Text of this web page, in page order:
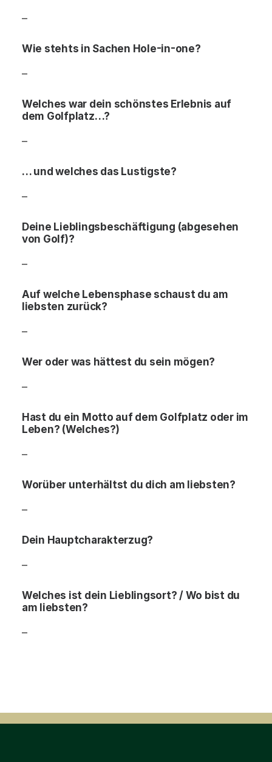
–
Wie stehts in Sachen Hole-in-one?
–
Welches war dein schönstes Erlebnis auf
dem Golfplatz…?
–
… und welches das Lustigste?
–
Deine Lieblingsbeschäftigung (abgesehen
von Golf)?
–
Auf welche Lebensphase schaust du am
liebsten zurück?
–
Wer oder was hättest du sein mögen?
–
Hast du ein Motto auf dem Golfplatz oder im
Leben? (Welches?)
–
Worüber unterhältst du dich am liebsten?
–
Dein Hauptcharakterzug?
–
Welches ist dein Lieblingsort? / Wo bist du
am liebsten?
–